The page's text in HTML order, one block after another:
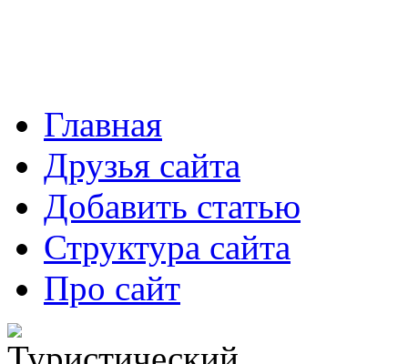
Главная
Друзья сайта
Добавить статью
Структура сайта
Про сайт